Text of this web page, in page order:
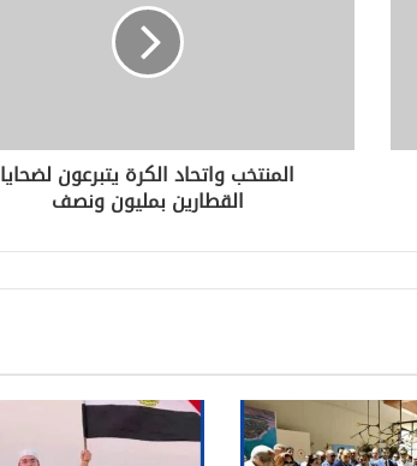
المنتخب واتحاد الكرة يتبرعون لضحايا
القطارين بمليون ونصف